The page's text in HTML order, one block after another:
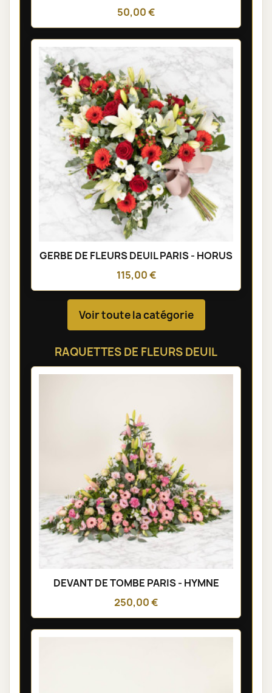
50,00 €
GERBE DE FLEURS DEUIL PARIS - HORUS
115,00 €
Voir toute la catégorie
RAQUETTES DE FLEURS DEUIL
DEVANT DE TOMBE PARIS - HYMNE
250,00 €